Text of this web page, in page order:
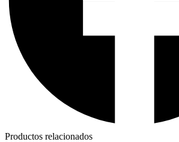
Productos relacionados